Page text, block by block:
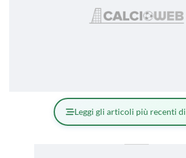
Leggi gli articoli più recenti di